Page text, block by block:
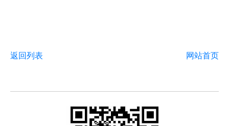
返回列表 网站首页